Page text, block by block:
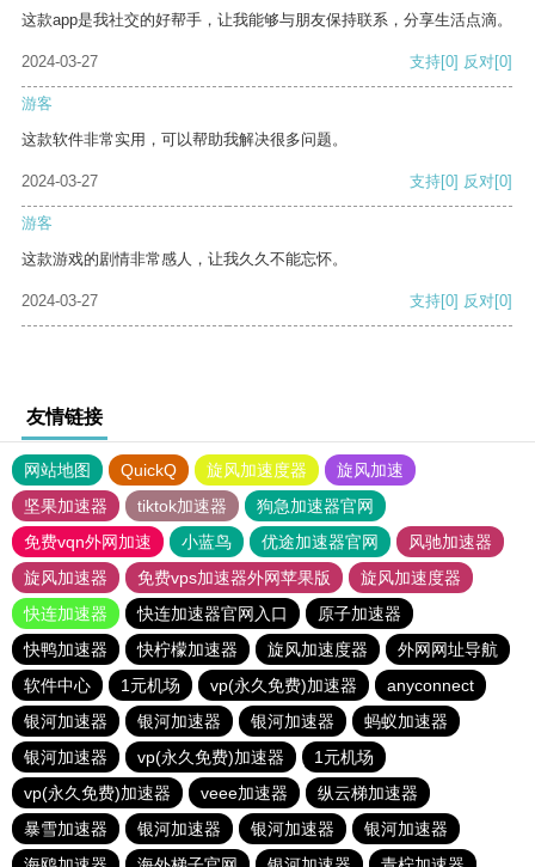
这款app是我社交的好帮手，让我能够与朋友保持联系，分享生活点滴。
2024-03-27 支持[0] 反对[0]
游客
这款软件非常实用，可以帮助我解决很多问题。
2024-03-27 支持[0] 反对[0]
游客
这款游戏的剧情非常感人，让我久久不能忘怀。
2024-03-27 支持[0] 反对[0]
友情链接
网站地图 QuickQ 旋风加速度器
旋风加速
坚果加速器
tiktok加速器
狗急加速器官网
免费vqn外网加速
小蓝鸟 优途加速器官网
风驰加速器
旋风加速器
免费vps加速器外网苹果版
旋风加速度器
快连加速器
快连加速器官网入口
原子加速器
快鸭加速器
快柠檬加速器 旋风加速度器
外网网址导航
软件中心
1元机场 vp(永久免费)加速器
anyconnect
银河加速器
银河加速器 银河加速器
蚂蚁加速器
银河加速器
vp(永久免费)加速器
1元机场
vp(永久免费)加速器
veee加速器
纵云梯加速器
暴雪加速器
银河加速器 银河加速器
银河加速器